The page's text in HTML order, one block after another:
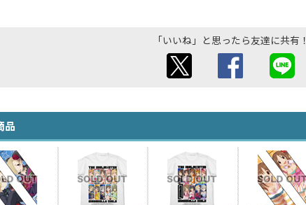
「いいね」と思ったら友達に共有！
品